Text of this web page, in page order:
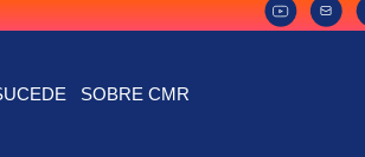
SOBRE CMR